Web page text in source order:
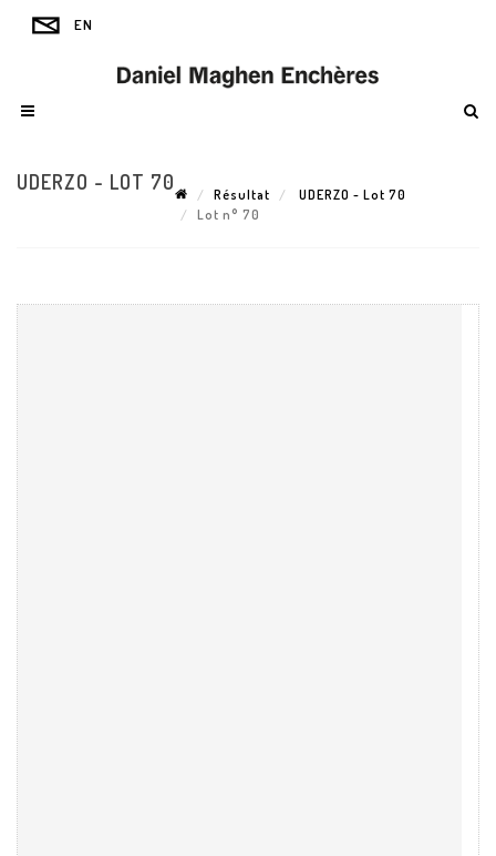
UDERZO - LOT 70
Résultat
UDERZO - Lot 70
Lot n° 70